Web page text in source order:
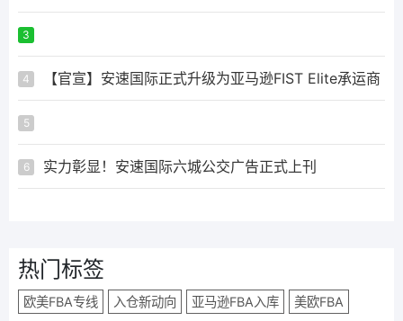
3
4 【官宣】安速国际正式升级为亚马逊FIST Elite承运商
5
6 实力彰显！安速国际六城公交广告正式上刊
热门标签
欧美FBA专线 入仓新动向 亚马逊FBA入库 美欧FBA